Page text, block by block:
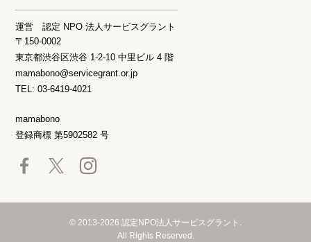
運営 認定 NPO 法人サービスグラント
〒150-0002
東京都渋谷区渋谷 1-2-10 中里ビル 4 階
mamabono@servicegrant.or.jp
TEL: 03-6419-4021
mamabono
登録商標 第5902582 号
© 2013-2026 認定NPO法人サービスグラント.
All Rights Reserved.